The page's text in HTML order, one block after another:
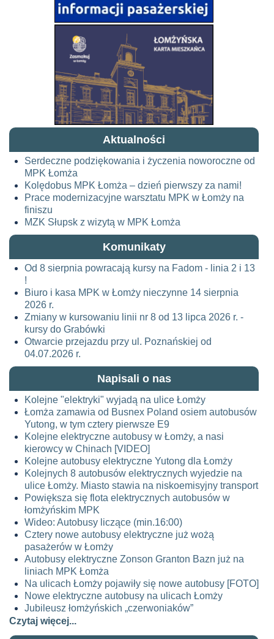
Aktualności
Serdeczne podziękowania i życzenia noworoczne od
MPK Łomża
Kolędobus MPK Łomża – dzień pierwszy za nami!
Prace modernizacyjne warsztatu MPK w Łomży na
finiszu
MZK Słupsk z wizytą w MPK Łomża
Komunikaty
Od 8 sierpnia powracają kursy na Fadom - linia 2 i 13
!
Biuro i kasa MPK w Łomży nieczynne 14 sierpnia
2026 r.
Zmiany w kursowaniu linii nr 8 od 13 lipca 2026 r. -
kursy do Grabówki
Otwarcie przejazdu przy ul. Poznańskiej od
04.07.2026 r.
Napisali o nas
Kolejne "elektryki" wyjadą na ulice Łomży
Łomża zamawia od Busnex Poland osiem autobusów
Yutong, w tym cztery pierwsze E9
Kolejne elektryczne autobusy w Łomży, a nasi
kierowcy w Chinach [VIDEO]
Kolejne autobusy elektryczne Yutong dla Łomży
Kolejnych 8 autobusów elektrycznych wyjedzie na
ulice Łomży. Miasto stawia na niskoemisyjny transport
Powiększa się flota elektrycznych autobusów w
łomżyńskim MPK
Wideo: Autobusy liczące (min.16:00)
Cztery nowe autobusy elektryczne już wożą
pasażerów w Łomży
Autobusy elektryczne Zonson Granton Bazn już na
liniach MPK Łomża
Na ulicach Łomży pojawiły się nowe autobusy [FOTO]
Nowe elektryczne autobusy na ulicach Łomży
Jubileusz łomżyńskich „czerwoniaków”
Czytaj więcej...